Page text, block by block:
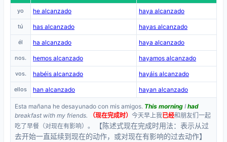
yo he alcanzado haya alcanzado
tú has alcanzado hayas alcanzado
él ha alcanzado haya alcanzado
nos. hemos alcanzado hayamos alcanzado
vos. habéis alcanzado hayáis alcanzado
ellos han alcanzado hayan alcanzado
Esta mañana he desayunado con mis amigos. This morning I had
breakfast with my friends.
（现在完成时） 今天早上我已经和朋友们一起
吃了早餐（对现在有影响）。
【陈述式现在完成时用法：表示从过
去开始一直延续到现在的动作，或对现在有影响的过去动作】